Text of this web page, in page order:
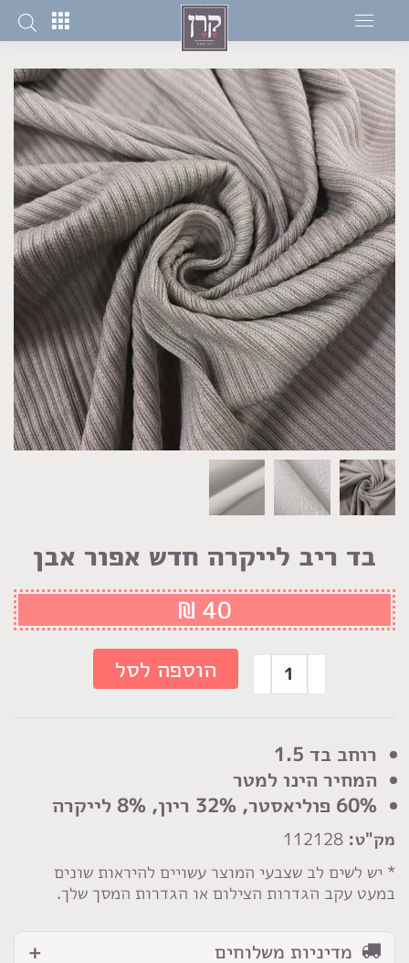
בד ריב לייקרה חדש אפור אבן
רוחב בד 1.5
המחיר הינו למטר
60% פוליאסטר, 32% ריון, 8% לייקרה
מק"ט:
* יש לשים לב שצבעי המוצר עשויים להיראות שונים
במעט עקב הגדרות הצילום או הגדרות המסך שלך.
₪ 40
כמות
של
ריב
לייקרה
חדש
אפור
אבן
הוספה לסל
מדיניות משלוחים